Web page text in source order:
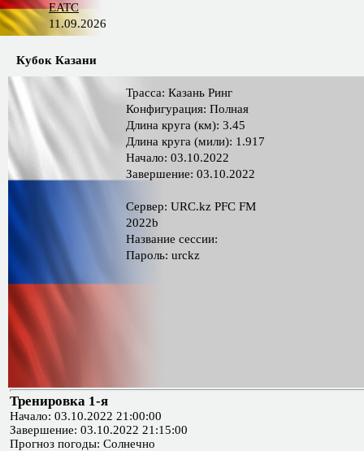
EATC
11.09.2026
Кубок Казани
Трасса: Казань Ринг
Конфигурация: Полная
Длина круга (км): 3.45
Длина круга (мили): 1.917
Начало: 03.10.2022
Завершение: 03.10.2022
Сервер: URC.kz PFС FM
2022b
Название сессии:
Пароль: urckz
Тренировка 1-я
Начало: 03.10.2022 21:00:00
Завершение: 03.10.2022 21:15:00
Прогноз погоды: Солнечно